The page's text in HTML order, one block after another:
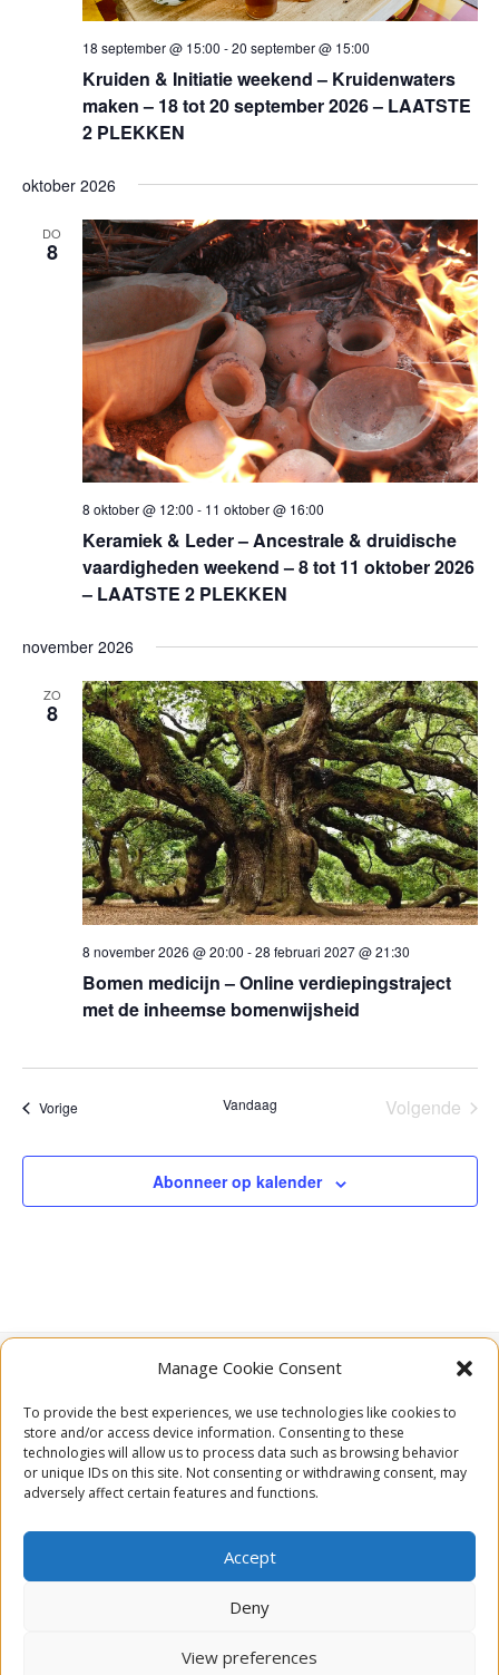
Manage Cookie Consent
To provide the best experiences, we use technologies like cookies to
store and/or access device information. Consenting to these
technologies will allow us to process data such as browsing behavior
or unique IDs on this site. Not consenting or withdrawing consent, may
adversely affect certain features and functions.
Accept
Deny
View preferences
18 september @ 15:00 -20 september @ 15:00
Kruiden & Initiatie weekend – Kruidenwaters
maken – 18 tot 20 september 2026 – LAATSTE
2 PLEKKEN
oktober 2026
DO
8
8 oktober @ 12:00 - 11 oktober @ 16:00
Keramiek & Leder – Ancestrale & druidische
vaardigheden weekend – 8 tot 11 oktober 2026
– LAATSTE 2 PLEKKEN
november 2026
ZO
8
8 november 2026 @ 20:00 -28 februari 2027 @ 21:30
Bomen medicijn – Online verdiepingstraject
met de inheemse bomenwijsheid
VorigeEvenementen Vandaag
Volgende
Abonneer op kalender

Rue Saint-Brice 15
6987 Hodister
België
 Email
Volg ons via Facebook